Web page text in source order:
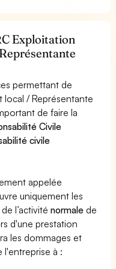
Exploitation
permettant de
local / Représentante
de faire la
Civile
civile
appelée
uniquement les
l’activiténormale de
d'une prestation
les dommages et
l'entreprise à :